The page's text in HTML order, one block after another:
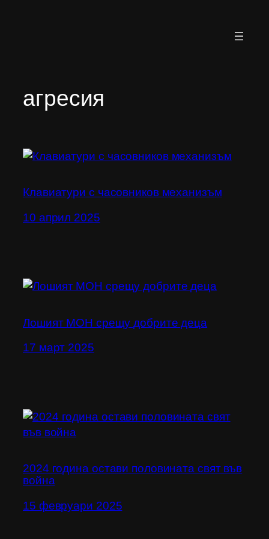
агресия
Клавиатури с часовников механизъм
10 април 2025
Лошият МОН срещу добрите деца
17 март 2025
2024 година остави половината свят във
война
15 февруари 2025